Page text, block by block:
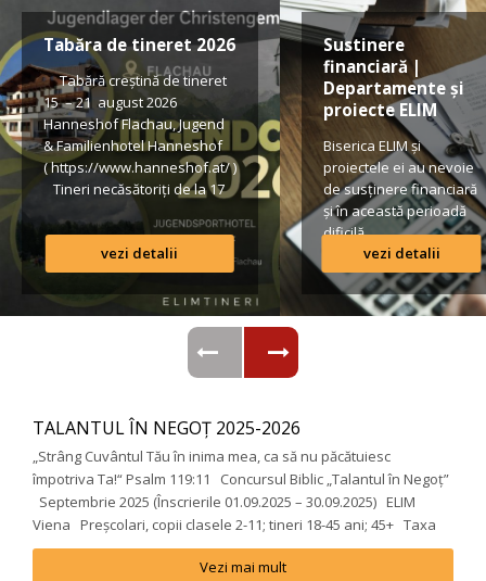
Tabăra de tineret 2026
Tabără creștină de tineret
15 – 21 august 2026
Hanneshof Flachau, Jugend
& Familienhotel Hanneshof
( https://www.hanneshof.at/ )
Tineri necăsătoriți de la 17
ani în sus € 420/ p.P.
(inclusiv Vollpension,
activități, transport*)
Formular de înscriere
Regulamentul taberei
*Având în vedere că o parte
vezi detalii
Sustinere
financiară |
Departamente și
proiecte ELIM
Biserica ELIM și
proiectele ei au nevoie
de susținere financiară
și în această perioadă
dificilă.
Lista conturilor bancare
vezi detalii
TALANTUL ÎN NEGOȚ 2025-2026
„Strâng Cuvântul Tău în inima mea, ca să nu păcătuiesc
împotriva Ta!“ Psalm 119:11 Concursul Biblic „Talantul în Negoț”
Septembrie 2025 (Înscrierile 01.09.2025 – 30.09.2025) ELIM
Viena Preșcolari, copii clasele 2-11; tineri 18-45 ani; 45+ Taxa
de participare: 10 € pentru membrii bisericii Elim 20 € pentru
participanții din alte biserici […]Vezi mai mult